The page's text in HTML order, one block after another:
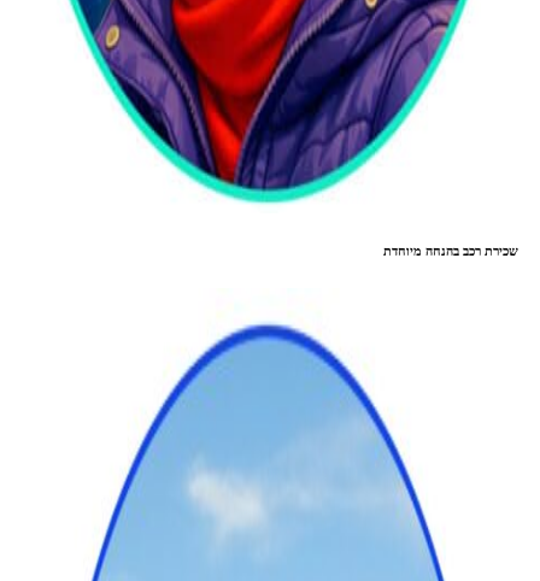
שכירת רכב בהנחה מיוחדת